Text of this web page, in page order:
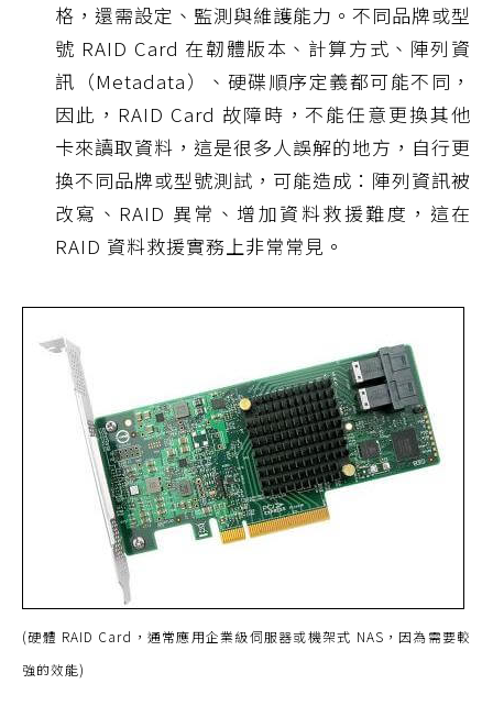
格，還需設定、監測與維護能力。不同品牌或型
號 RAID Card 在韌體版本、計算方式、陣列資
訊（Metadata）、硬碟順序定義都可能不同，
因此，RAID Card 故障時，不能任意更換其他
卡來讀取資料，這是很多人誤解的地方，自行更
換不同品牌或型號測試，可能造成：陣列資訊被
改寫、RAID 異常、增加資料救援難度，這在
RAID 資料救援實務上非常常見。
(硬體 RAID Card，通常應用企業級伺服器或機架式 NAS，因為需要較
強的效能)